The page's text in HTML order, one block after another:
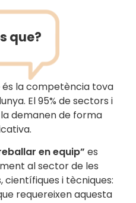
que?
és la competència tova
El 95% de sectors i
la demanen de forma
en equip” es
al sector de les
i tècniques:
requereixen aquesta